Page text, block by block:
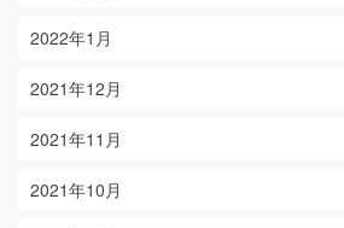
2022年1月
2021年12月
2021年11月
2021年10月